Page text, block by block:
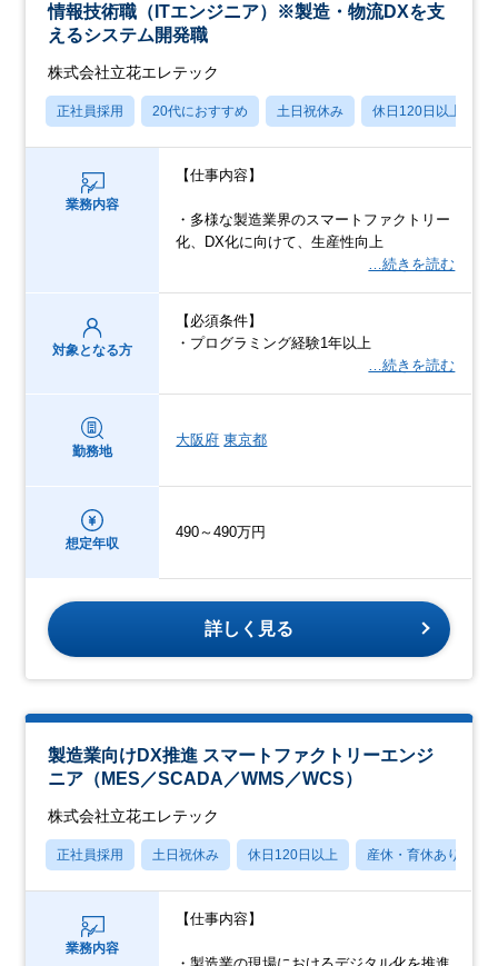
情報技術職（ITエンジニア）※製造・物流DXを支
えるシステム開発職
株式会社立花エレテック
正社員採用 20代におすすめ 土日祝休み 休日120日以上
業務内容
【仕事内容】
・多様な製造業界のスマートファクトリー
化、DX化に向けて、生産性向上
…続きを読む
対象となる方
【必須条件】
・プログラミング経験1年以上
…続きを読む
勤務地
大阪府 東京都
想定年収
490～490万円
詳しく見る
製造業向けDX推進 スマートファクトリーエンジ
ニア（MES／SCADA／WMS／WCS）
株式会社立花エレテック
正社員採用 土日祝休み 休日120日以上 産休・育休あり
業務内容
【仕事内容】